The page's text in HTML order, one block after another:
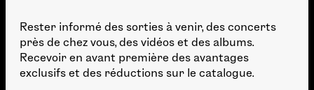
Rester informé des sorties à venir, des concerts
près de chez vous, des vidéos et des albums.
Recevoir en avant première des avantages
exclusifs et des réductions sur le catalogue.